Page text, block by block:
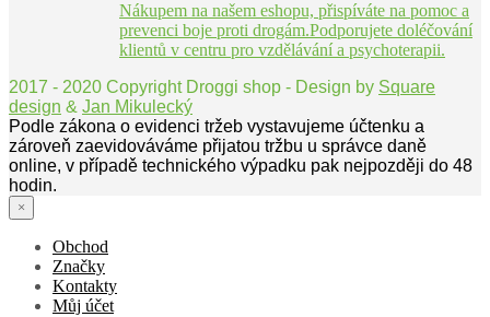
Nákupem na našem eshopu, přispíváte na pomoc a
prevenci boje proti drogám.Podporujete doléčování
klientů v centru pro vzdělávání a psychoterapii.
2017 - 2020 Copyright Droggi shop - Design by Square
design & Jan Mikulecký
Podle zákona o evidenci tržeb vystavujeme účtenku a
zároveň zaevidováváme přijatou tržbu u správce daně
online, v případě technického výpadku pak nejpozději do 48
hodin.
×
Obchod
Značky
Kontakty
Můj účet